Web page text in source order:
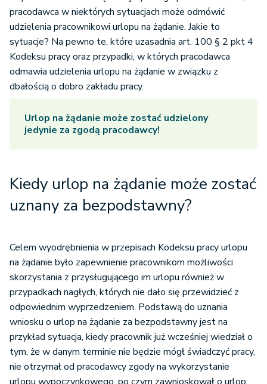
pracodawca w niektórych sytuacjach może odmówić
udzielenia pracownikowi urlopu na żądanie. Jakie to
sytuacje? Na pewno te, które uzasadnia art. 100 § 2 pkt 4
Kodeksu pracy oraz przypadki, w których pracodawca
odmawia udzielenia urlopu na żądanie w związku z
dbałością o dobro zakładu pracy.
Urlop na żądanie może zostać udzielony
jedynie za zgodą pracodawcy!
Kiedy urlop na żądanie może zostać
uznany za bezpodstawny?
Celem wyodrębnienia w przepisach Kodeksu pracy urlopu
na żądanie było zapewnienie pracownikom możliwości
skorzystania z przysługującego im urlopu również w
przypadkach nagłych, których nie dało się przewidzieć z
odpowiednim wyprzedzeniem. Podstawą do uznania
wniosku o urlop na żądanie za bezpodstawny jest na
przykład sytuacja, kiedy pracownik już wcześniej wiedział o
tym, że w danym terminie nie będzie mógł świadczyć pracy,
nie otrzymał od pracodawcy zgody na wykorzystanie